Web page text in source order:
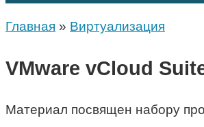
Главная » Виртуализация
VMware vCloud
Материал посвящен набору